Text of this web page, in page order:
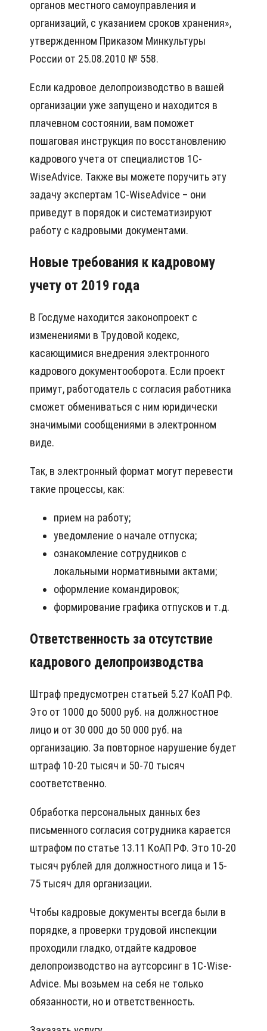
органов местного самоуправления и
организаций, с указанием сроков хранения»,
утвержденном Приказом Минкультуры
России от 25.08.2010 № 558.
Если кадровое делопроизводство в вашей
организации уже запущено и находится в
плачевном состоянии, вам поможет
пошаговая инструкция по восстановлению
кадрового учета от специалистов 1C-
WiseAdvice. Также вы можете поручить эту
задачу экспертам 1C-WiseAdvice – они
приведут в порядок и систематизируют
работу с кадровыми документами.
Новые требования к кадровому
учету от 2019 года
В Госдуме находится законопроект с
изменениями в Трудовой кодекс,
касающимися внедрения электронного
кадрового документооборота. Если проект
примут, работодатель с согласия работника
сможет обмениваться с ним юридически
значимыми сообщениями в электронном
виде.
Так, в электронный формат могут перевести
такие процессы, как:
прием на работу;
уведомление о начале отпуска;
ознакомление сотрудников с
локальными нормативными актами;
оформление командировок;
формирование графика отпусков и т.д.
Ответственность за отсутствие
кадрового делопроизводства
Штраф предусмотрен статьей 5.27 КоАП РФ.
Это от 1000 до 5000 руб. на должностное
лицо и от 30 000 до 50 000 руб. на
организацию. За повторное нарушение будет
штраф 10-20 тысяч и 50-70 тысяч
соответственно.
Обработка персональных данных без
письменного согласия сотрудника карается
штрафом по статье 13.11 КоАП РФ. Это 10-20
тысяч рублей для должностного лица и 15-
75 тысяч для организации.
Чтобы кадровые документы всегда были в
порядке, а проверки трудовой инспекции
проходили гладко, отдайте кадровое
делопроизводство на аутсорсинг в 1C-Wise-
Advice. Мы возьмем на себя не только
обязанности, но и ответственность.